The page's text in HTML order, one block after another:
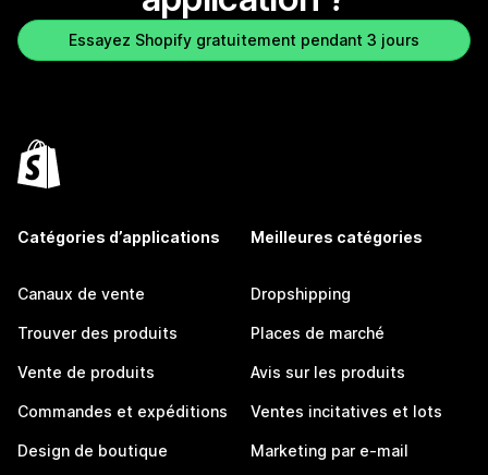
Essayez Shopify gratuitement pendant 3 jours
Catégories d’applications
Canaux de vente
Trouver des produits
Vente de produits
Commandes et expéditions
Design de boutique
Meilleures catégories
Dropshipping
Places de marché
Avis sur les produits
Ventes incitatives et lots
Marketing par e-mail